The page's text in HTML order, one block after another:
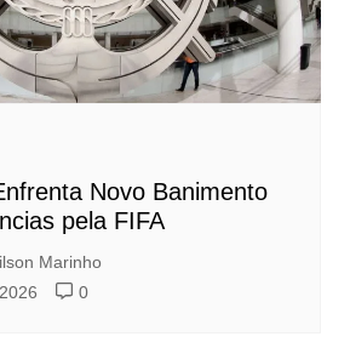
Novo Banimento
pela FIFA
Marinho
0